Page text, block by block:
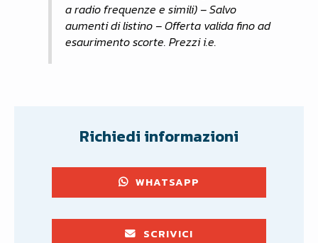
a radio frequenze e simili) – Salvo
aumenti di listino – Offerta valida fino ad
esaurimento scorte. Prezzi i.e.
Richiedi informazioni
WHATSAPP
SCRIVICI